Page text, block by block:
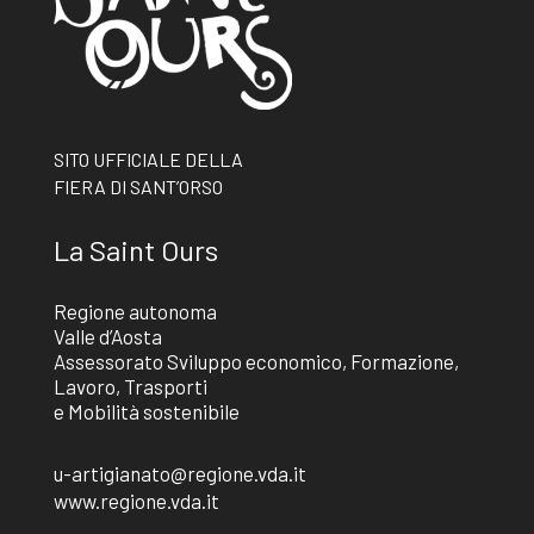
SITO UFFICIALE DELLA
FIERA DI SANT’ORSO
La Saint Ours
Regione autonoma
Valle d’Aosta
Assessorato Sviluppo economico, Formazione,
Lavoro, Trasporti
e Mobilità sostenibile
u-artigianato@regione.vda.it
www.regione.vda.it